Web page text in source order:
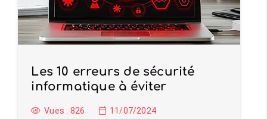
Les 10 erreurs de sécurité
informatique à éviter
Vues : 826 11/07/2024